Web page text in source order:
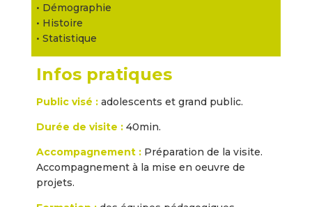
• Démographie
• Histoire
• Statistique
Infos pratiques
Public visé : adolescents et grand public.
Durée de visite : 40min.
Accompagnement : Préparation de la visite.
Accompagnement à la mise en oeuvre de
projets.